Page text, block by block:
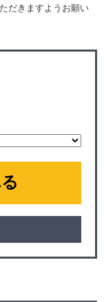
だきますようお願い